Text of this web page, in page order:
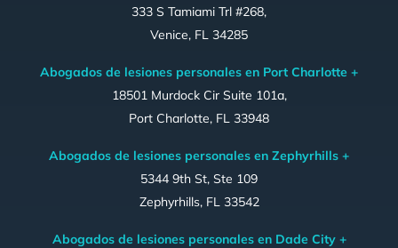
333 S Tamiami Trl #268,
Venice, FL 34285
Abogados de lesiones personales en Port Charlotte +
18501 Murdock Cir Suite 101a,
Port Charlotte, FL 33948
Abogados de lesiones personales en Zephyrhills +
5344 9th St, Ste 109
Zephyrhills, FL 33542
Abogados de lesiones personales en Dade City +